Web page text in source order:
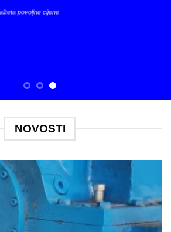
za svaku preporuku.
NOVOSTI